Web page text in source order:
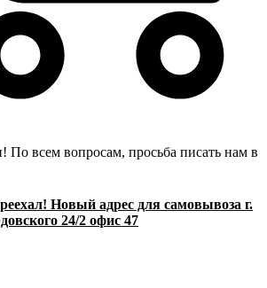
По всем вопросам, просьба писать нам в
Новый адрес для самовывоза г.
24/2 офис 47